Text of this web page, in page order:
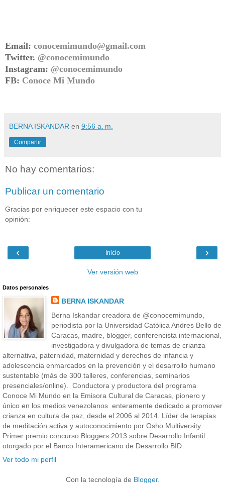
Email: conocemimundo@gmail.com
Twitter. @conocemimundo
Instagram: @conocemimundo
FB: Conoce Mi Mundo
BERNA ISKANDAR en 9:56 a. m.
Compartir
No hay comentarios:
Publicar un comentario
Gracias por enriquecer este espacio con tu
opinión:
‹ ›
Inicio
Ver versión web
Datos personales
BERNA ISKANDAR
Berna Iskandar creadora de @conocemimundo,
periodista por la Universidad Católica Andres Bello de
Caracas, madre, blogger, conferencista internacional,
investigadora y divulgadora de temas de crianza
alternativa, paternidad, maternidad y derechos de infancia y
adolescencia enmarcados en la prevención y el desarrollo humano
sustentable (más de 300 talleres, conferencias, seminarios
presenciales/online). Conductora y productora del programa
Conoce Mi Mundo en la Emisora Cultural de Caracas, pionero y
único en los medios venezolanos enteramente dedicado a promover
crianza en cultura de paz, desde el 2006 al 2014. Líder de terapias
de meditación activa y autoconocimiento por Osho Multiversity.
Primer premio concurso Bloggers 2013 sobre Desarrollo Infantil
otorgado por el Banco Interamericano de Desarrollo BID.
Ver todo mi perfil
Con la tecnología de Blogger.